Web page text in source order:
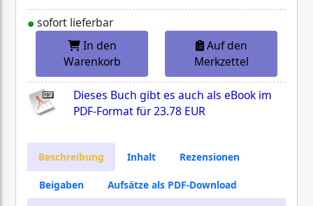
sofort lieferbar
In den
Warenkorb
Auf den
Merkzettel
Dieses Buch gibt es auch als eBook im
PDF-Format für23.78 EUR
Beschreibung Inhalt Rezensionen
Beigaben
Aufsätze als PDF-Download